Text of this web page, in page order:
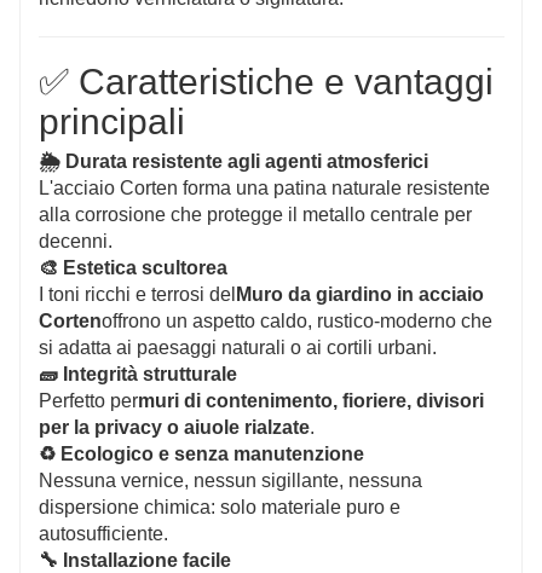
✅ Caratteristiche e vantaggi
principali
🌦 Durata resistente agli agenti atmosferici
L'acciaio Corten forma una patina naturale resistente
alla corrosione che protegge il metallo centrale per
decenni.
🎨 Estetica scultorea
I toni ricchi e terrosi del Muro da giardino in acciaio
Cortenoffrono un aspetto caldo, rustico-moderno che
si adatta ai paesaggi naturali o ai cortili urbani.
🧱 Integrità strutturale
Perfetto permuri di contenimento, fioriere, divisori
per la privacy o aiuole rialzate.
♻️ Ecologico e senza manutenzione
Nessuna vernice, nessun sigillante, nessuna
dispersione chimica: solo materiale puro e
autosufficiente.
🔧 Installazione facile